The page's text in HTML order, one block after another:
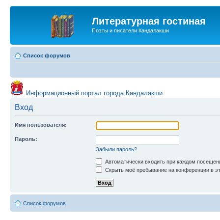
Литературная гостиная
Поэты и писатели Кандалакши
Список форумов
Информационный портал города Кандалакши
Вход
Имя пользователя:
Пароль:
Забыли пароль?
Автоматически входить при каждом
Скрыть моё пребывание на конференции в
Список форумов